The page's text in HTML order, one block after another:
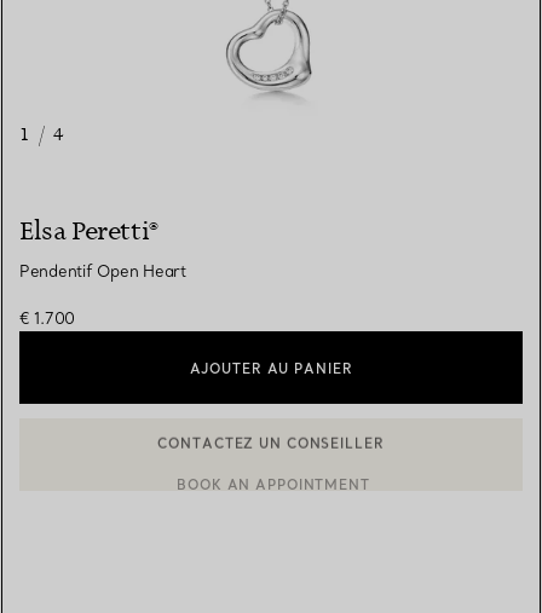
1 / 4
Elsa Peretti®
Pendentif Open Heart
€ 1.700
AJOUTER AU PANIER